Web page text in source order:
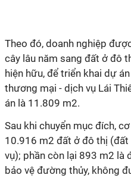
Theo đó, doanh nghiệp
cây lâu năm sang đất ở đô
hiện hữu, để triển khai dự
thương mại - dịch vụ Lái
án là 11.809 m2.
Sau khi chuyển mục đích,
10.916 m2 đất ở đô thị (đất
vụ); phần còn lại 893 m2 là
bảo vệ đường thủy, không